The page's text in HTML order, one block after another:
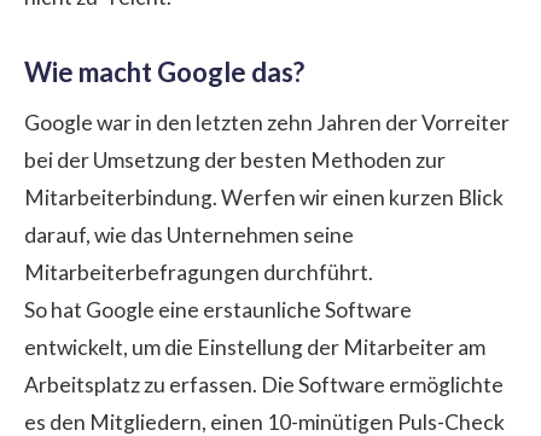
Wie macht Google das?
Google war in den letzten zehn Jahren der Vorreiter
bei der Umsetzung der besten Methoden zur
Mitarbeiterbindung. Werfen wir einen kurzen Blick
darauf, wie das Unternehmen seine
Mitarbeiterbefragungen durchführt.
So hat Google eine erstaunliche Software
entwickelt, um die Einstellung der Mitarbeiter am
Arbeitsplatz zu erfassen. Die Software ermöglichte
es den Mitgliedern, einen 10-minütigen Puls-Check